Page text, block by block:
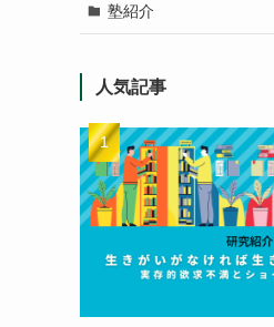
塾紹介
人気記事